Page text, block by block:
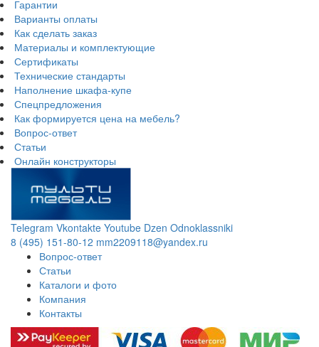
Гарантии
Варианты оплаты
Как сделать заказ
Материалы и комплектующие
Сертификаты
Технические стандарты
Наполнение шкафа-купе
Спецпредложения
Как формируется цена на мебель?
Вопрос-ответ
Статьи
Онлайн конструкторы
Telegram Vkontakte Youtube Dzen Odnoklassniki
8 (495) 151-80-12 mm2209118@yandex.ru
Вопрос-ответ
Статьи
Каталоги и фото
Компания
Контакты